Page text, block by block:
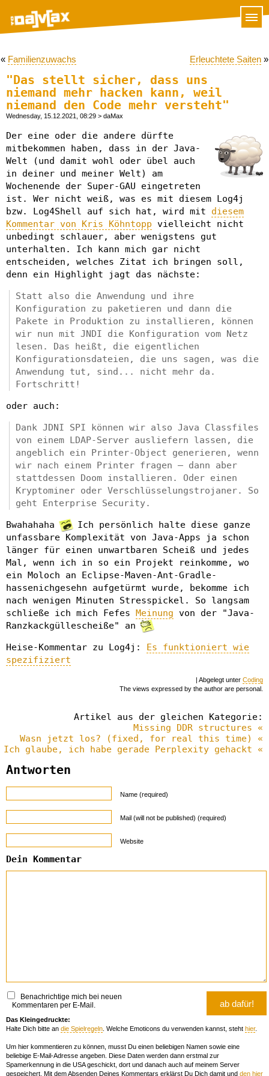
« Familienzuwachs Erleuchtete Saiten »
"Das stellt sicher, dass uns
niemand mehr hacken kann, weil
niemand den Code mehr versteht"
Wednesday, 15.12.2021, 08:29 > daMax
Der eine oder die andere dürfte
mitbekommen haben, dass in der Java-
Welt (und damit wohl oder übel auch
in deiner und meiner Welt) am
Wochenende der Super-GAU eingetreten
ist. Wer nicht weiß, was es mit diesem Log4j
bzw. Log4Shell auf sich hat, wird mit diesem
Kommentar von Kris Köhntopp vielleicht nicht
unbedingt schlauer, aber wenigstens gut
unterhalten. Ich kann mich gar nicht
entscheiden, welches Zitat ich bringen soll,
denn ein Highlight jagt das nächste:
Statt also die Anwendung und ihre
Konfiguration zu paketieren und dann die
Pakete in Produktion zu installieren, können
wir nun mit JNDI die Konfiguration vom Netz
lesen. Das heißt, die eigentlichen
Konfigurationsdateien, die uns sagen, was die
Anwendung tut, sind... nicht mehr da.
Fortschritt!
oder auch:
Dank JDNI SPI können wir also Java Classfiles
von einem LDAP-Server ausliefern lassen, die
angeblich ein Printer-Object generieren, wenn
wir nach einem Printer fragen – dann aber
stattdessen Doom installieren. Oder einen
Kryptominer oder Verschlüsselungstrojaner. So
geht Enterprise Security.
Bwahahaha
Ich persönlich halte diese ganze
unfassbare Komplexität von Java-Apps ja schon
länger für einen unwartbaren Scheiß und jedes
Mal, wenn ich in so ein Projekt reinkomme, wo
ein Moloch an Eclipse-Maven-Ant-Gradle-
hassenichgesehn aufgetürmt wurde, bekomme ich
nach wenigen Minuten Stresspickel. So langsam
schließe ich mich Fefes Meinung von der "Java-
Ranzkackgüllescheiße" an
Heise-Kommentar zu Log4j: Es funktioniert wie
spezifiziert
| Abgelegt unter Coding
The views expressed by the author are personal.
Artikel aus der gleichen Kategorie:
Missing DDR structures «
Wasn jetzt los? (fixed, for real this time) «
Ich glaube, ich habe gerade Perplexity gehackt «
Antworten
Name (required)
Mail (will not be published) (required)
Website
Dein Kommentar
Benachrichtige mich bei neuen
Kommentaren per E-Mail.
Das Kleingedruckte:
Halte Dich bitte an die Spielregeln . Welche Emoticons du verwenden kannst, steht hier.
Um hier kommentieren zu können, musst Du einen beliebigen Namen sowie eine
beliebige E-Mail-Adresse angeben. Diese Daten werden dann erstmal zur
Spamerkennung in die USA geschickt, dort und danach auch auf meinem Server
gespeichert. Mit dem Absenden Deines Kommentars erklärst Du Dich damit und den hier